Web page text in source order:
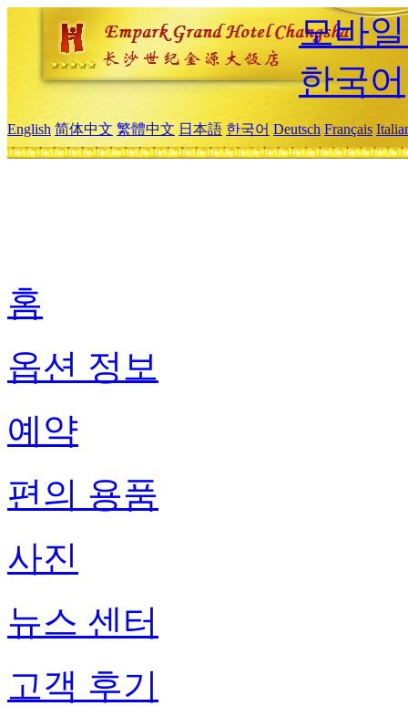
모바
한국어
English 简体中文 繁體中文 日本語 한국어 Deutsch Français
홈
옵션 정보
예약
편의 용품
사진
뉴스 센터
고객 후기